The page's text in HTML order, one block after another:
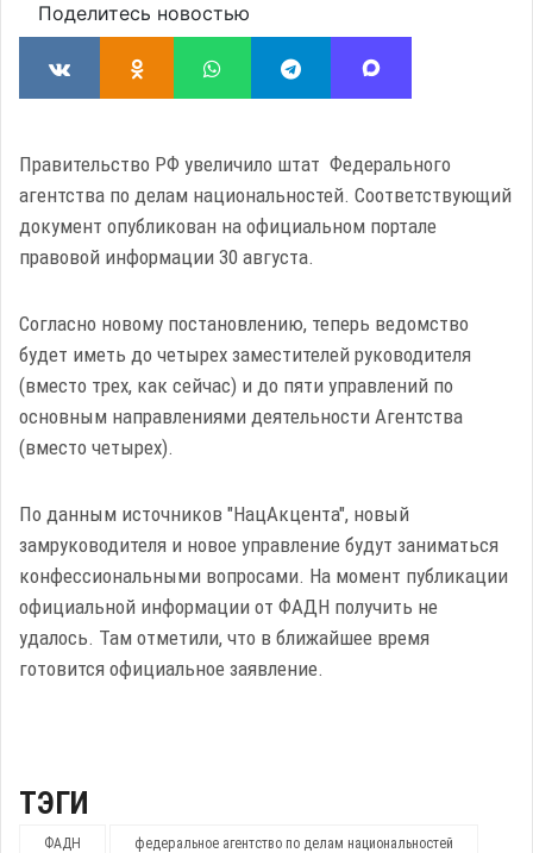
Поделитесь новостью
Правительство РФ увеличило штат Федерального
агентства по делам национальностей. Соответствующий
документ опубликован на официальном портале
правовой информации 30 августа.
Согласно новому постановлению, теперь ведомство
будет иметь до четырех заместителей руководителя
(вместо трех, как сейчас) и до пяти управлений по
основным направлениями деятельности Агентства
(вместо четырех).
По данным источников "НацАкцента", новый
замруководителя и новое управление будут заниматься
конфессиональными вопросами. На момент публикации
официальной информации от ФАДН получить не
удалось. Там отметили, что в ближайшее время
готовится официальное заявление.
ТЭГИ
ФАДН федеральное агентство по делам национальностей